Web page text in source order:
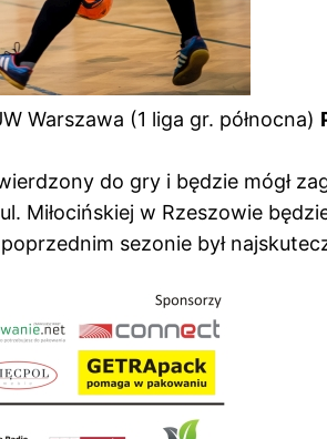
Warszawa (1 liga gr. północna)
do gry i będzie mógł
Miłocińskiej w Rzeszowie
sezonie był